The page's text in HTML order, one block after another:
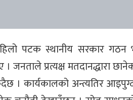
पटक स्थानीय सरकार
। जनताले प्रत्यक्ष मतदानद्धारा
। कार्यकालको अन्त्यतिर